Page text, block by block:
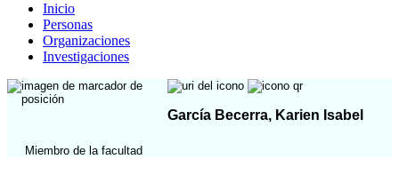
Inicio
Personas
Organizaciones
Investigaciones
García Becerra, Karien Isabel
Miembro de la facultad